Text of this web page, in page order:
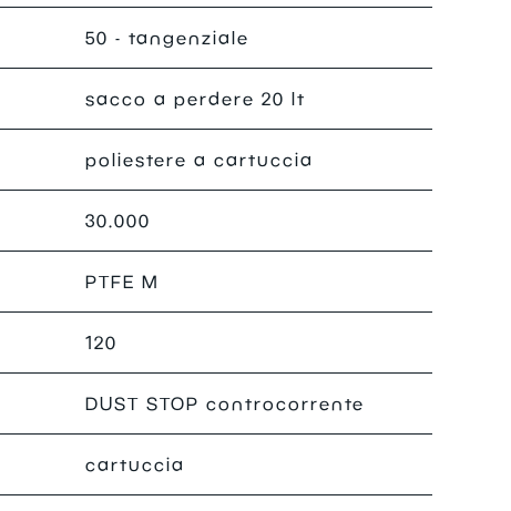
50 - tangenziale
sacco a perdere 20 lt
poliestere a cartuccia
30.000
PTFE M
120
DUST STOP controcorrente
cartuccia